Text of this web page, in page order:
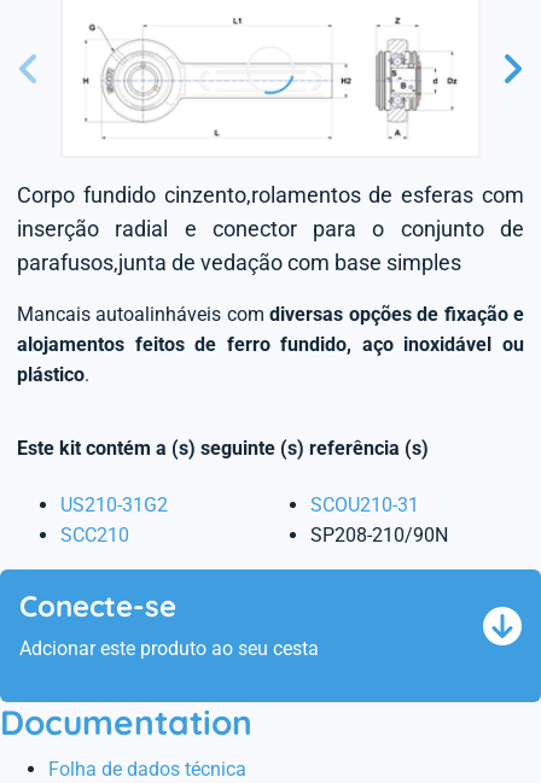
Corpo fundido cinzento,rolamentos de esferas com
inserção radial e conector para o conjunto de
parafusos,junta de vedação com base simples
Mancais autoalinháveis comdiversas opções de fixação e
alojamentos feitos de ferro fundido, aço inoxidável ou
plástico.
Este kit contém a (s) seguinte (s) referência (s)
US210-31G2
SCC210
SCOU210-31
SP208-210/90N
Conecte-se
Adcionar este produto ao seu cesta
Documentation
Folha de dados técnica